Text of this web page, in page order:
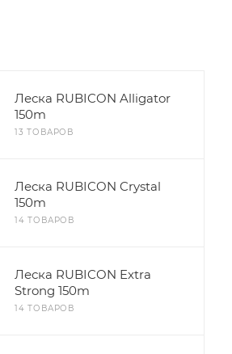
Леска RUBICON Alligator
150m
13 ТОВАРОВ
Леска RUBICON Crystal
150m
14 ТОВАРОВ
Леска RUBICON Extra
Strong 150m
14 ТОВАРОВ